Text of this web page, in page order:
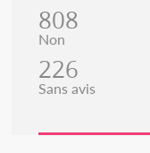
808
Non
226
Sans avis